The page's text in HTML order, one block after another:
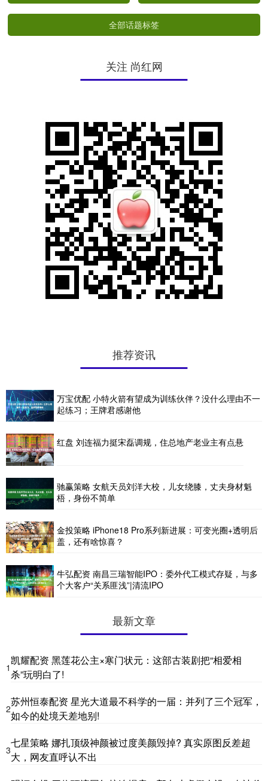
全部话题标签
关注 尚红网
推荐资讯
万宝优配 小特火箭有望成为训练伙伴？没什么理由不一
起练习；王牌君感谢他
红盘 刘连福力挺宋磊调规，住总地产老业主有点悬
驰赢策略 女航天员刘洋大校，儿女绕膝，丈夫身材魁
梧，身份不简单
金投策略 iPhone18 Pro系列新进展：可变光圈+透明后
盖，还有啥惊喜？
牛弘配资 南昌三瑞智能IPO：委外代工模式存疑，与多
个大客户“关系匪浅”|清流IPO
最新文章
1
凯耀配资 黑莲花公主×寒门状元：这部古装剧把“相爱相
杀”玩明白了!
2
苏州恒泰配资 星光大道最不科学的一届：并列了三个冠军，
如今的处境天差地别!
3
七星策略 娜扎顶级神颜被过度美颜毁掉? 真实原图反差超
大，网友直呼认不出